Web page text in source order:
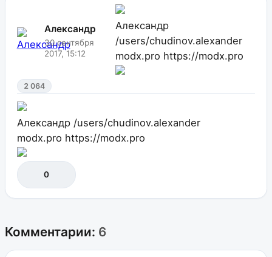
Александр
30 сентября
2017, 15:12
Александр
/users/chudinov.alexander
modx.pro https://modx.pro
2 064
Александр /users/chudinov.alexander
modx.pro https://modx.pro
0
Комментарии: 6